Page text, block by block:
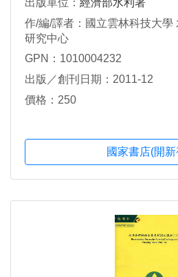
出版單位： 經濟部水利署
作/編/譯者：國立雲林科技大學
研究中心
GPN：1010004232
出版／創刊日期：2011-12
價格：250
國家書店(開